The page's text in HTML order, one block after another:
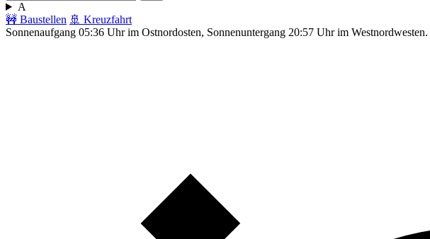
A
🚧 Baustellen 🚢 Kreuzfahrt
Sonnenaufgang 05:36 Uhr im Ostnordosten, Sonnenuntergang 20:57 Uhr im